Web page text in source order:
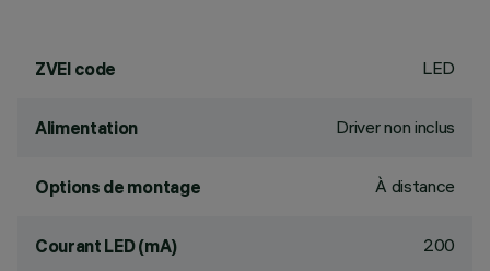
ZVEI code LED
Alimentation Driver non inclus
Options de montage À distance
Courant LED (mA) 200